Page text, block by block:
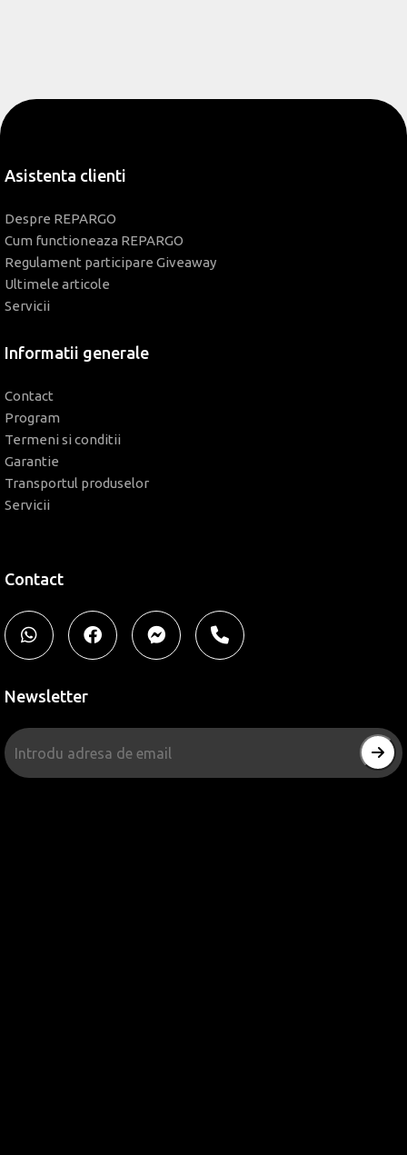
Asistenta clienti
Despre REPARGO
Cum functioneaza REPARGO
Regulament participare Giveaway
Ultimele articole
Servicii
Informatii generale
Contact
Program
Termeni si conditii
Garantie
Transportul produselor
Servicii
Contact
Newsletter